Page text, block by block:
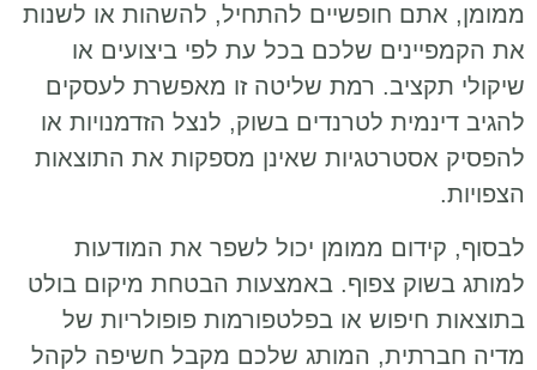
ממומן, אתם חופשיים להתחיל, להשהות או לשנות
את הקמפיינים שלכם בכל עת לפי ביצועים או
שיקולי תקציב. רמת שליטה זו מאפשרת לעסקים
להגיב דינמית לטרנדים בשוק, לנצל הזדמנויות או
להפסיק אסטרטגיות שאינן מספקות את התוצאות
הצפויות.
לבסוף, קידום ממומן יכול לשפר את המודעות
למותג בשוק צפוף. באמצעות הבטחת מיקום בולט
בתוצאות חיפוש או בפלטפורמות פופולריות של
מדיה חברתית, המותג שלכם מקבל חשיפה לקהל